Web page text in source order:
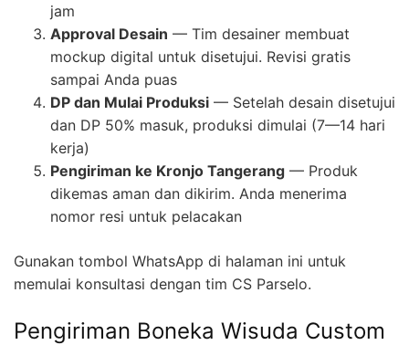
jam
Approval Desain — Tim desainer membuat
mockup digital untuk disetujui. Revisi gratis
sampai Anda puas
DP dan Mulai Produksi — Setelah desain disetujui
dan DP 50% masuk, produksi dimulai (7—14 hari
kerja)
Pengiriman ke Kronjo Tangerang — Produk
dikemas aman dan dikirim. Anda menerima
nomor resi untuk pelacakan
Gunakan tombol WhatsApp di halaman ini untuk
memulai konsultasi dengan tim CS Parselo.
Pengiriman Boneka Wisuda Custom